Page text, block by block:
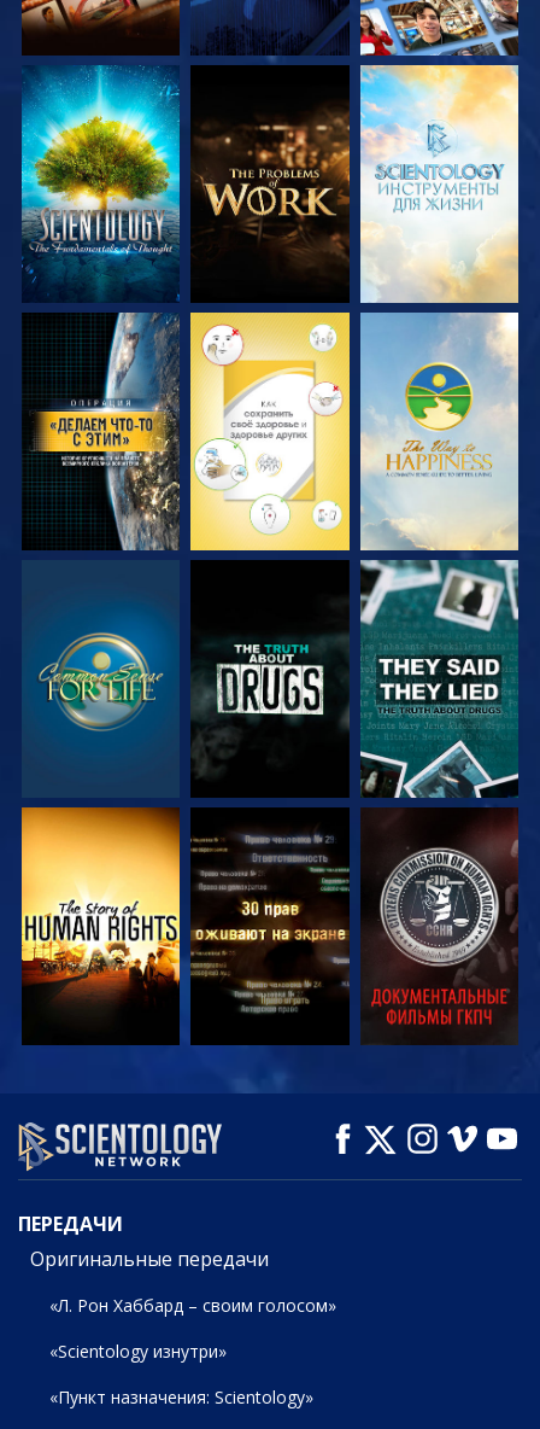
СМОТРЕТЬ
ПЕРЕДАЧИ
СМОТРЕТЬ
ПЕРЕДАЧИ
СМОТРЕТЬ
ПЕРЕДАЧИ
СМОТРЕТЬ СМОТРЕТЬ СМОТРЕТЬ
СМОТРЕТЬ СМОТРЕТЬ СМОТРЕТЬ
СМОТРЕТЬ СМОТРЕТЬ СМОТРЕТЬ
СМОТРЕТЬ СМОТРЕТЬ
СМОТРЕТЬ
ПЕРЕДАЧИ
ПЕРЕДАЧИ
Оригинальные передачи
«Л. Рон Хаббард – своим голосом»
«Scientology изнутри»
«Пункт назначения: Scientology»